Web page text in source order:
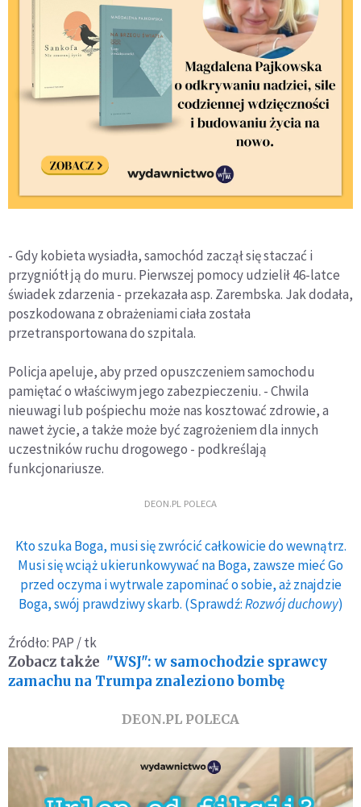
- Gdy kobieta wysiadła, samochód zaczął się staczać i
przygniótł ją do muru. Pierwszej pomocy udzielił 46-latce
świadek zdarzenia - przekazała asp. Zarembska. Jak dodała,
poszkodowana z obrażeniami ciała została
przetransportowana do szpitala.
Policja apeluje, aby przed opuszczeniem samochodu
pamiętać o właściwym jego zabezpieczeniu. - Chwila
nieuwagi lub pośpiechu może nas kosztować zdrowie, a
nawet życie, a także może być zagrożeniem dla innych
uczestników ruchu drogowego - podkreślają
funkcjonariusze.
DEON.PL POLECA
Kto szuka Boga, musi się zwrócić całkowicie do wewnątrz.
Musi się wciąż ukierunkowywać na Boga, zawsze mieć Go
przed oczyma i wytrwale zapominać o sobie, aż znajdzie
Boga, swój prawdziwy skarb. (Sprawdź:Rozwój duchowy)
Źródło: PAP / tk
Zobacz także "WSJ": w samochodzie sprawcy
zamachu na Trumpa znaleziono bombę
DEON.PL POLECA